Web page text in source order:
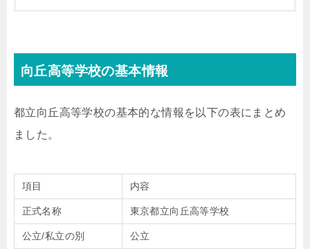
向丘高等学校の基本情報
都立向丘高等学校の基本的な情報を以下の表にまとめ
ました。
項目 内容
正式名称 東京都立向丘高等学校
公立/私立の別 公立